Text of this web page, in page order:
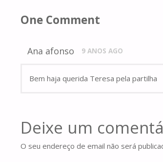
One Comment
Ana afonso 9 ANOS AGO
Bem haja querida Teresa pela partilha
Deixe um
O seu endereço de email não será